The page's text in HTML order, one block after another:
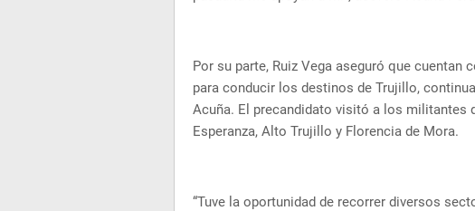
Por su parte, Ruiz Vega aseguró que cuentan
para conducir los destinos de Trujillo,
Acuña. El precandidato visitó a los militantes
Esperanza, Alto Trujillo y Florencia de Mora.
“Tuve la oportunidad de recorrer diversos